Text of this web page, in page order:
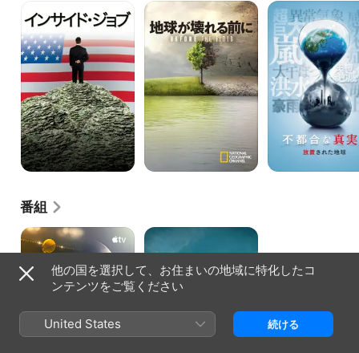
ン
サ
イ
ド・
ジ
ョ
ブ
世
界
不
況
の
知
れ
ざ
る
真
実
地
球
が
壊
れ
前
に
不
都
合
な
真
実
2
放
置
地
球
番組
マ
ジ
ク
と
ば
る
ラ
の
ア
リ
ン
他の国を選択して、お住まいの地域に特化したコ
ンテンツをご覧ください
United States 続ける